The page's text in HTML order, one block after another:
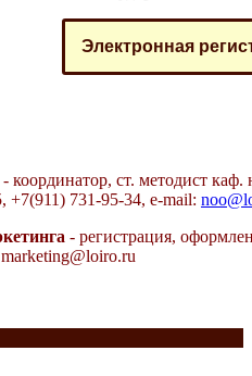
Электронная
- координатор, ст. методист каф.
+7(911) 731-95-34, e-mail:
- регистрация,
marketing@loiro.ru